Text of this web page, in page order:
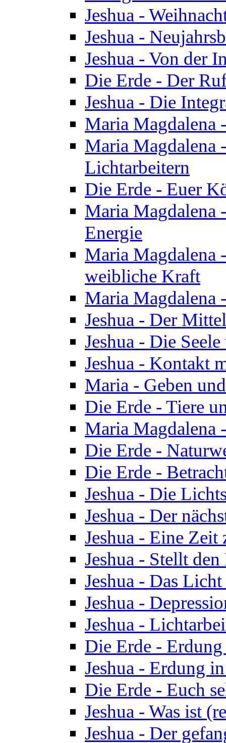
Jeshua -
Jeshua -
Jeshua - Von der
Die Erde - Der
Jeshua - Die
Maria Magdalena
Maria Magdalena
Lichtarbeitern
Die Erde - Euer
Maria Magdalena
Energie
Maria Magdalena
weibliche Kraft
Maria Magdalena
Jeshua - Der
Jeshua - Die
Jeshua - Kontakt
Maria - Geben
Die Erde - Tiere
Maria Magdalena
Die Erde -
Die Erde -
Jeshua - Die
Jeshua - Der
Jeshua - Eine Zeit
Jeshua - Stellt
Jeshua - Das
Jeshua -
Jeshua -
Die Erde -
Jeshua - Erdung
Die Erde - Euch
Jeshua - Was ist
Jeshua - Der